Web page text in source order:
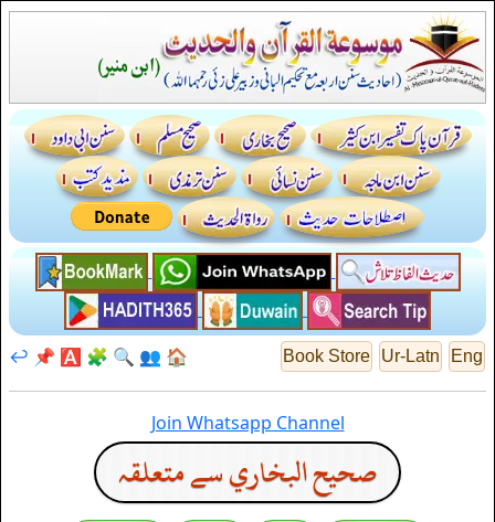
Eng
Ur-Latn
Book Store
🏠
👥
🔍
🧩
🅰️
📌
↩️
Join Whatsapp Channel
صحيح البخاري سے متعلقہ